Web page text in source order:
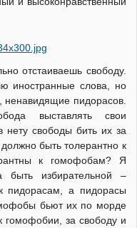
отстаиваешь свободу.
иностранные слова, но
ненавидящие пидорасов.
выставлять свои
свободы бить их за
быть толерантно к
к гомофобам? Я
быть избирательной –
пидорасам, а пидорасы
бьют их по морде
гомофобии, за свободу и